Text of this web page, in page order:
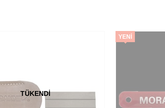
TÜKENDI
YENI